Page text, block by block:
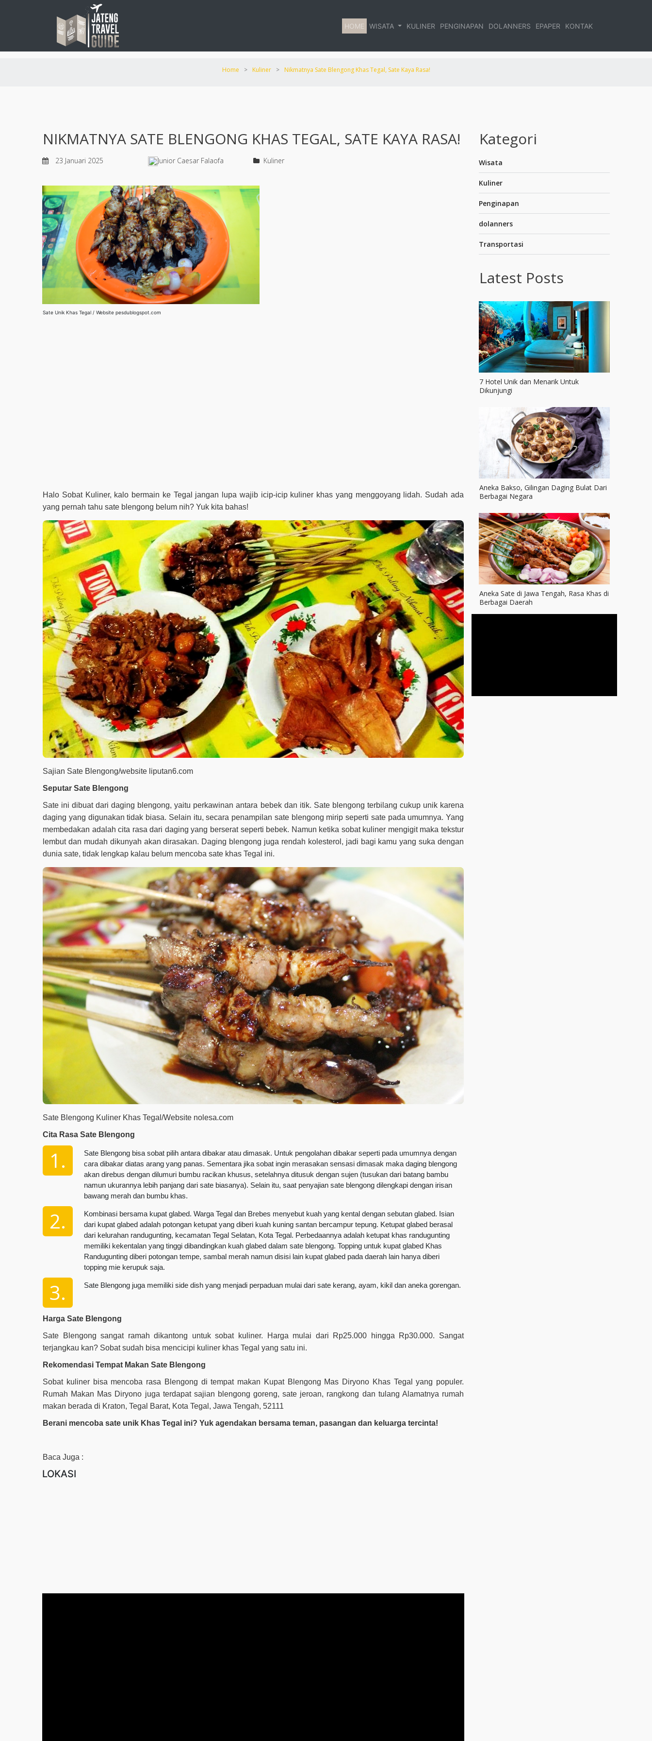
HOME WISATA KULINER PENGINAPAN DOLANNERS EPAPER KONTAK
Home > Kuliner > Nikmatnya Sate Blengong Khas Tegal, Sate Kaya Rasa!
NIKMATNYA SATE BLENGONG KHAS TEGAL, SATE KAYA RASA!
23 Januari 2025 Junior Caesar Falaofa Kuliner
Sate Unik Khas Tegal / Website pesdublogspot.com
Halo Sobat Kuliner, kalo bermain ke Tegal jangan lupa wajib icip-icip kuliner khas yang menggoyang lidah. Sudah ada
yang pernah tahu sate blengong belum nih? Yuk kita bahas!
Sajian Sate Blengong/website liputan6.com
Seputar Sate Blengong
Sate ini dibuat dari daging blengong, yaitu perkawinan antara bebek dan itik. Sate blengong terbilang cukup unik karena
daging yang digunakan tidak biasa. Selain itu, secara penampilan sate blengong mirip seperti sate pada umumnya. Yang
membedakan adalah cita rasa dari daging yang berserat seperti bebek. Namun ketika sobat kuliner mengigit maka tekstur
lembut dan mudah dikunyah akan dirasakan. Daging blengong juga rendah kolesterol, jadi bagi kamu yang suka dengan
dunia sate, tidak lengkap kalau belum mencoba sate khas Tegal ini.
Sate Blengong Kuliner Khas Tegal/Website nolesa.com
Cita Rasa Sate Blengong
Sate Blengong bisa sobat pilih antara dibakar atau dimasak. Untuk pengolahan dibakar seperti pada umumnya dengan
cara dibakar diatas arang yang panas. Sementara jika sobat ingin merasakan sensasi dimasak maka daging blengong
akan direbus dengan dilumuri bumbu racikan khusus, setelahnya ditusuk dengan sujen (tusukan dari batang bambu
namun ukurannya lebih panjang dari sate biasanya). Selain itu, saat penyajian sate blengong dilengkapi dengan irisan
bawang merah dan bumbu khas.
Kombinasi bersama kupat glabed. Warga Tegal dan Brebes menyebut kuah yang kental dengan sebutan glabed. Isian
dari kupat glabed adalah potongan ketupat yang diberi kuah kuning santan bercampur tepung. Ketupat glabed berasal
dari kelurahan randugunting, kecamatan Tegal Selatan, Kota Tegal. Perbedaannya adalah ketupat khas randugunting
memiliki kekentalan yang tinggi dibandingkan kuah glabed dalam sate blengong. Topping untuk kupat glabed Khas
Randugunting diberi potongan tempe, sambal merah namun disisi lain kupat glabed pada daerah lain hanya diberi
topping mie kerupuk saja.
Sate Blengong juga memiliki side dish yang menjadi perpaduan mulai dari sate kerang, ayam, kikil dan aneka gorengan.
Harga Sate Blengong
Sate Blengong sangat ramah dikantong untuk sobat kuliner. Harga mulai dari Rp25.000 hingga Rp30.000. Sangat
terjangkau kan? Sobat sudah bisa mencicipi kuliner khas Tegal yang satu ini.
Rekomendasi Tempat Makan Sate Blengong
Sobat kuliner bisa mencoba rasa Blengong di tempat makan Kupat Blengong Mas Diryono Khas Tegal yang populer.
Rumah Makan Mas Diryono juga terdapat sajian blengong goreng, sate jeroan, rangkong dan tulang Alamatnya rumah
makan berada di Kraton, Tegal Barat, Kota Tegal, Jawa Tengah, 52111
Berani mencoba sate unik Khas Tegal ini? Yuk agendakan bersama teman, pasangan dan keluarga tercinta!
Baca Juga :
LOKASI
Kategori
Wisata
Kuliner
Penginapan
dolanners
Transportasi
Latest Posts
7 Hotel Unik dan Menarik Untuk
Dikunjungi
Aneka Bakso, Gilingan Daging Bulat Dari
Berbagai Negara
Aneka Sate di Jawa Tengah, Rasa Khas di
Berbagai Daerah